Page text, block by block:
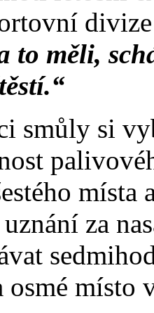
to měli,
smůly si
za
osmé místo